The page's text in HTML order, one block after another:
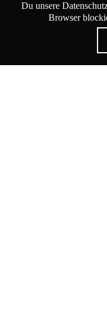
KiK Kultur im
8200
Du unsere
Browser